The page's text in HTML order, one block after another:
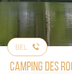
BEL
Camping des